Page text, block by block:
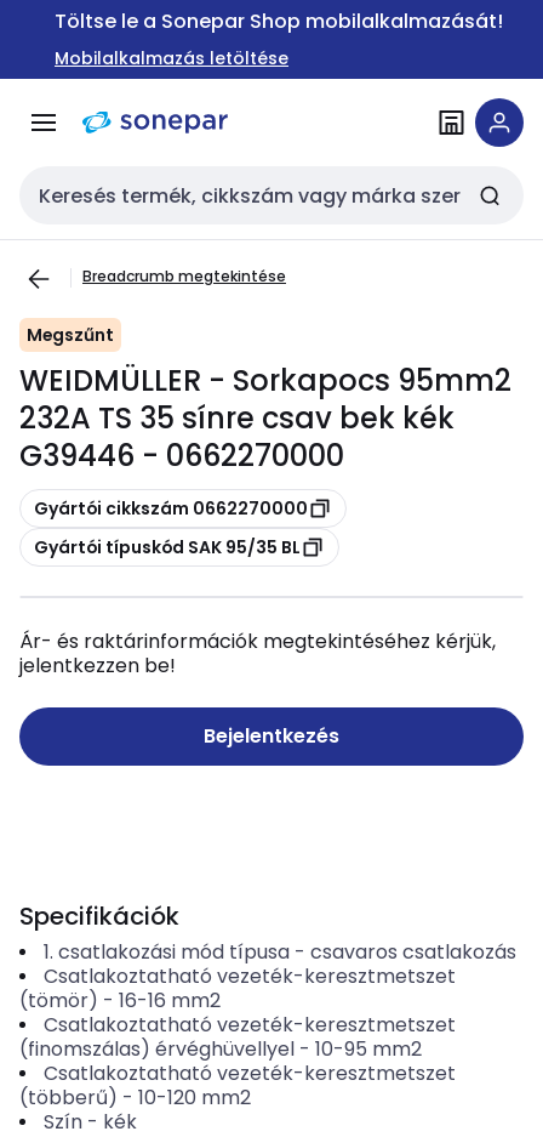
Ugrás a
Ugrás a
tartalomra
Töltse le a Sonepar Shop mobilalkalmazását!
Mobilalkalmazás letöltése
Keresési bemenet
Breadcrumb megtekintése
Megszűnt
WEIDMÜLLER - Sorkapocs 95mm2
232A TS 35 sínre csav bek kék
G39446 - 0662270000
Másolás
Gyártói cikkszám 0662270000
Másolás
Gyártói típuskód SAK 95/35 BL
Ár- és raktárinformációk megtekintéséhez kérjük,
jelentkezzen be!
Bejelentkezés
Specifikációk
1. csatlakozási mód típusa- csavaros csatlakozás
Csatlakoztatható vezeték-keresztmetszet
(tömör) - 16-16 mm2
Csatlakoztatható vezeték-keresztmetszet
(finomszálas) érvéghüvellyel - 10-95 mm2
Csatlakoztatható vezeték-keresztmetszet
(többerű) - 10-120 mm2
Szín- kék